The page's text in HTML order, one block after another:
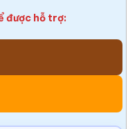
được hỗ trợ: